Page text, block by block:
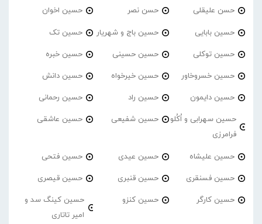
حسن علیقلی حسن نصر حسین اخوان
حسین بابایی حسین باج و شهریار حسین تک
حسین توکلی حسین حسینی حسین خبره
حسین خسروخاور حسین خیرخواه حسین دانش
حسین دایمون حسین راد حسین رحمانی
حسین سهرابی و اُکُلو
فرامرزی
حسین شفیعی حسین عاشقی
حسین علیشاه حسین عیدی حسین فتحی
حسین فسنقری حسین قنبری حسین قیصری
حسین کارگر حسین کنزو
حسین کینگ سد و
امیر تاتاری